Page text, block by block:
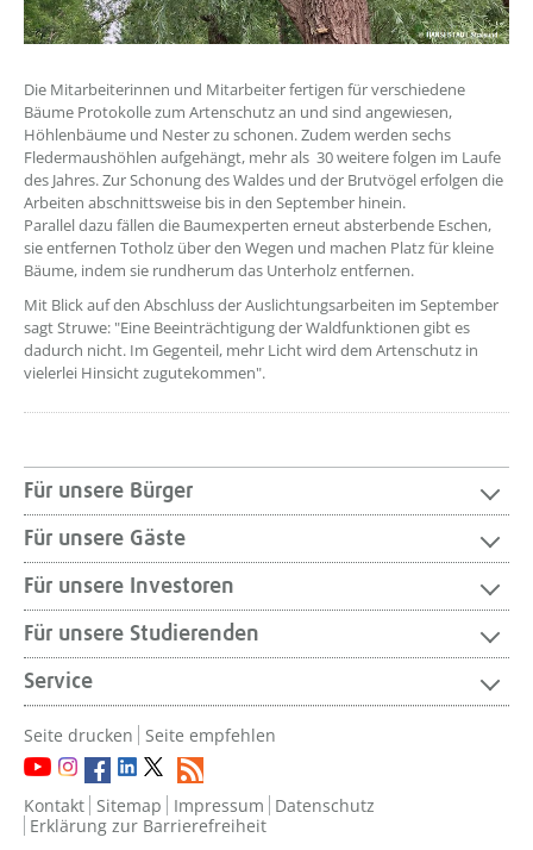
Die Mitarbeiterinnen und Mitarbeiter fertigen für verschiedene
Bäume Protokolle zum Artenschutz an und sind angewiesen,
Höhlenbäume und Nester zu schonen. Zudem werden sechs
Fledermaushöhlen aufgehängt, mehr als 30 weitere folgen im Laufe
des Jahres. Zur Schonung des Waldes und der Brutvögel erfolgen die
Arbeiten abschnittsweise bis in den September hinein.
Parallel dazu fällen die Baumexperten erneut absterbende Eschen,
sie entfernen Totholz über den Wegen und machen Platz für kleine
Bäume, indem sie rundherum das Unterholz entfernen.
Mit Blick auf den Abschluss der Auslichtungsarbeiten im September
sagt Struwe: "Eine Beeinträchtigung der Waldfunktionen gibt es
dadurch nicht. Im Gegenteil, mehr Licht wird dem Artenschutz in
vielerlei Hinsicht zugutekommen".
Für unsere Bürger
Für unsere Gäste
Für unsere Investoren
Für unsere Studierenden
Service
Seite drucken Seite empfehlen
Kontakt Sitemap Impressum Datenschutz
Erklärung zur Barrierefreiheit